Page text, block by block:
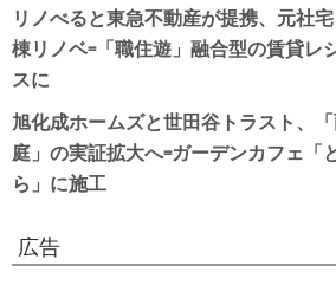
リノべると東急不動産が提携、元社
棟リノベ=「職住遊」融合型の賃貸レ
スに
旭化成ホームズと世田谷トラスト、
庭」の実証拡大へ=ガーデンカフェ「
ら」に施工
広告